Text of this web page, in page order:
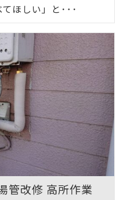
ほしい」と･･･
管改修 高所作業